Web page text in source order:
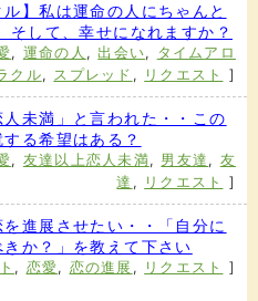
ル】私は運命の人にちゃんと
そして、幸せになれますか？
, 運命の人 ,出会い, タイムアロ
クル, スプレッド , リクエスト ]
人未満」と言われた・・この
る希望はある？
, 友達以上恋人未満, 男友達 , 友
達 , リクエスト ]
を進展させたい・・「自分に
か？」を教えて下さい
, 恋愛, 恋の進展 , リクエスト ]